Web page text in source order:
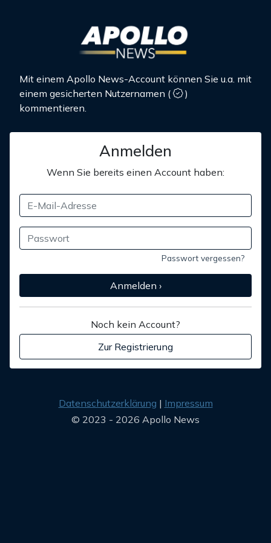
Mit einem Apollo News-Account können Sie u.a. mit
einem gesicherten Nutzernamen (
)
kommentieren.
Anmelden
Wenn Sie bereits einen Account haben:
Passwort vergessen?
Anmelden ›
Noch kein Account?
Zur Registrierung
Datenschutzerklärung
Impressum
© 2023 - 2026 Apollo News